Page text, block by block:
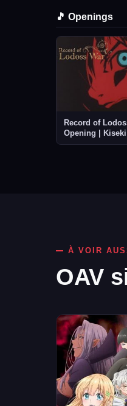
🎵 Openings
Record of
Opening |
À VOIR
OAV